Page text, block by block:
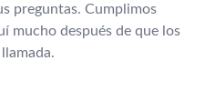
preguntas. Cumplimos
mucho después de que los